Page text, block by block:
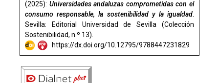
(2025): Universidades andaluzas comprometidas con el
consumo responsable, la sostenibilidad y la igualdad
Sevilla: Editorial Universidad de Sevilla (Colección
Sostenibilidad, n.º 13).
https://dx.doi.org/10.12795/9788447231829